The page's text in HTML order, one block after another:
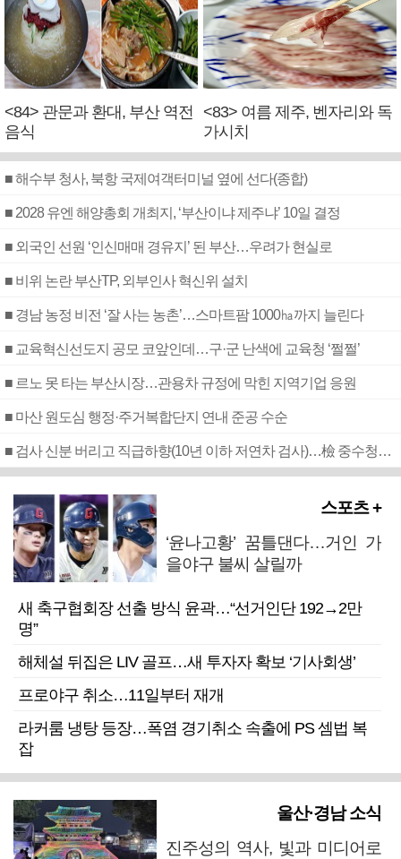
<84> 관문과 환대, 부산 역전
음식
<83> 여름 제주, 벤자리와 독
가시치
■ 해수부 청사, 북항 국제여객터미널 옆에 선다(종합)
■ 2028 유엔 해양총회 개최지, ‘부산이냐 제주냐’ 10일 결정
■ 외국인 선원 ‘인신매매 경유지’ 된 부산…우려가 현실로
■ 비위 논란 부산TP, 외부인사 혁신위 설치
■ 경남 농정 비전 ‘잘 사는 농촌’…스마트팜 1000㏊까지 늘린다
■ 교육혁신선도지 공모 코앞인데…구·군 난색에 교육청 ‘쩔쩔’
■ 르노 못 타는 부산시장…관용차 규정에 막힌 지역기업 응원
■ 마산 원도심 행정·주거복합단지 연내 준공 수순
■ 검사 신분 버리고 직급하향(10년 이하 저연차 검사)…檢 중수청행 기피
스포츠 +
‘윤나고황’ 꿈틀댄다…거인 가
을야구 불씨 살릴까
새 축구협회장 선출 방식 윤곽…“선거인단 192→2만
명”
해체설 뒤집은 LIV 골프…새 투자자 확보 ‘기사회생’
프로야구 취소…11일부터 재개
라커룸 냉탕 등장…폭염 경기취소 속출에 PS 셈법 복
잡
울산·경남 소식
진주성의 역사, 빛과 미디어로